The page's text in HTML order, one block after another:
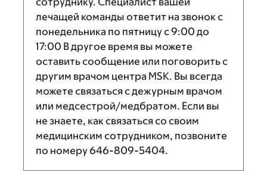
лечащей команды ответит на звонок с
понедельника по пятницу с9:00 до
17:00 В другое время вы можете
оставить сообщение или поговорить с
другим врачом центра MSK. Вы всегда
можете связаться с дежурным врачом
или медсестрой/медбратом. Если вы
не знаете, как связаться со своим
медицинским сотрудником, позвоните
по номеру646-809-5404.